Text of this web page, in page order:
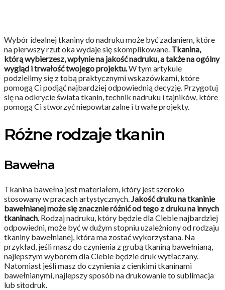
Wybór idealnej tkaniny do nadruku może być zadaniem, które
na pierwszy rzut oka wydaje się skomplikowane. Tkanina,
którą wybierzesz, wpłynie na jakość nadruku, a także na ogólny
wygląd i trwałość twojego projektu.W tym artykule
podzielimy się z tobą praktycznymi wskazówkami, które
pomogą Ci podjąć najbardziej odpowiednią decyzję. Przygotuj
się na odkrycie świata tkanin, technik nadruku i tajników, które
pomogą Ci stworzyć niepowtarzalne i trwałe projekty.
Różne rodzaje tkanin
Bawełna
Tkanina bawełna jest materiałem, który jest szeroko
stosowany w pracach artystycznych.Jakość druku na tkaninie
bawełnianej może się znacznie różnić od tego z druku na innych
tkaninach. Rodzaj nadruku, który będzie dla Ciebie najbardziej
odpowiedni, może być w dużym stopniu uzależniony od rodzaju
tkaniny bawełnianej, która ma zostać wykorzystana. Na
przykład, jeśli masz do czynienia z grubą tkaniną bawełnianą,
najlepszym wyborem dla Ciebie będzie druk wytłaczany.
Natomiast jeśli masz do czynienia z cienkimi tkaninami
bawełnianymi, najlepszy sposób na drukowanie to sublimacja
lub sitodruk.